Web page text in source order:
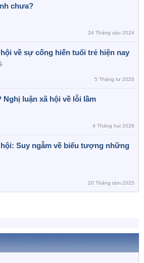
chưa?
24 Tháng sáu 2024
về sự cống hiến tuổi trẻ hiện nay
5 Tháng tư 2026
Nghị luận xã hội về lỗi lầm
4 Tháng hai 2026
Suy ngẫm về biểu tượng những
20 Tháng tám 2025